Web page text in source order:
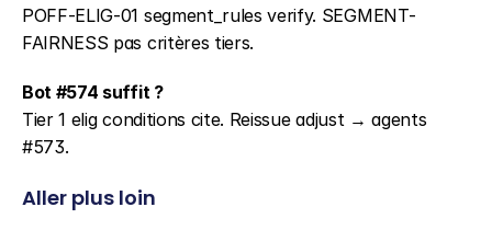
POFF-ELIG-01 segment_rules verify. SEGMENT-
FAIRNESS pas critères tiers.
Bot #574 suffit ?
Tier 1 elig conditions cite. Reissue adjust → agents
#573.
Aller plus loin